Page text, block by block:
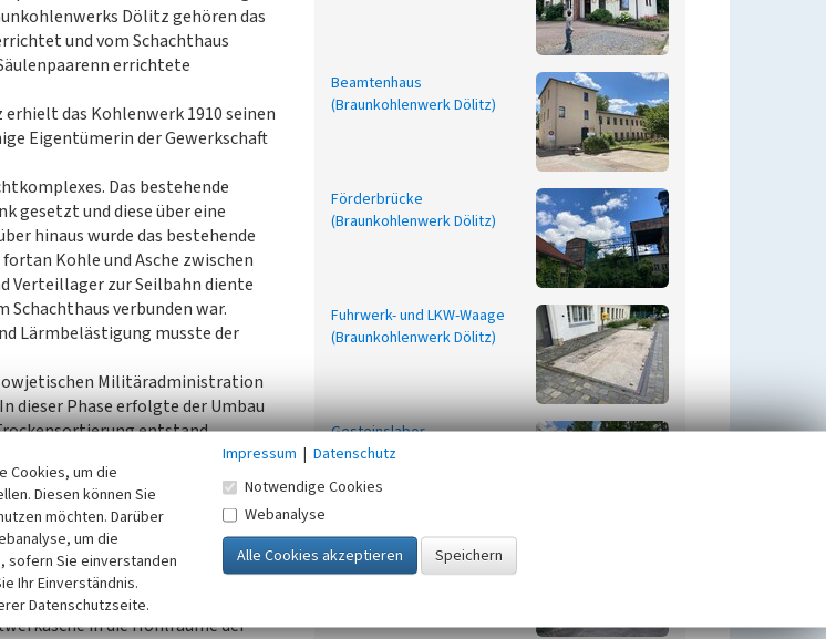
Dölitz gehören das
und vom Schachthaus
errichtete
das Kohlenwerk 1910 seinen
Eigentümerin der Gewerkschaft
Das bestehende
gesetzt und diese über eine
hinaus wurde das bestehende
Kohle und Asche zwischen
Verteillager zur Seilbahn diente
Schachthaus verbunden war.
Lärmbelästigung musste der
Militäradministration
dieser Phase erfolgte der Umbau
entstand
150 000 t Rohkohle förderten,
den Großtagebauen in der Region
im Revier. Die
für Bergbausicherheit als
verfüllt und um den Einsturz
in die Hohlräume der
Beamtenhaus
(Braunkohlenwerk Dölitz)
Förderbrücke
(Braunkohlenwerk Dölitz)
Fuhrwerk- und LKW-Waage
(Braunkohlenwerk Dölitz)
Gesteinslabor
(Braunkohlenwerk Dölitz)
Kontor (Braunkohlenwerk
Dölitz)
Cookies, um die
Diesen können Sie
möchten. Darüber
um die
sofern Sie einverstanden
Ihr Einverständnis.
Datenschutzseite.
Impressum | Datenschutz
Notwendige Cookies
Webanalyse